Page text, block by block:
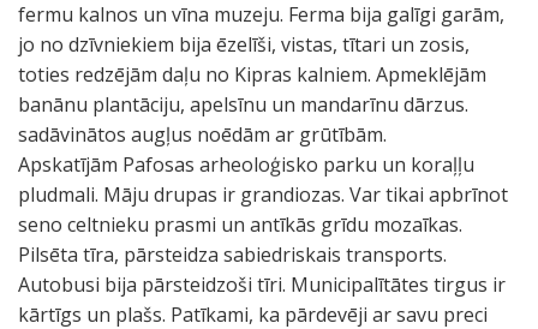
fermu kalnos un vīna muzeju. Ferma bija galīgi garām,
jo no dzīvniekiem bija ēzelīši, vistas, tītari un zosis,
toties redzējām daļu no Kipras kalniem. Apmeklējām
banānu plantāciju, apelsīnu un mandarīnu dārzus.
sadāvinātos augļus noēdām ar grūtībām.
Apskatījām Pafosas arheoloģisko parku un koraļļu
pludmali. Māju drupas ir grandiozas. Var tikai apbrīnot
seno celtnieku prasmi un antīkās grīdu mozaīkas.
Pilsēta tīra, pārsteidza sabiedriskais transports.
Autobusi bija pārsteidzoši tīri. Municipalītātes tirgus ir
kārtīgs un plašs. Patīkami, ka pārdevēji ar savu preci